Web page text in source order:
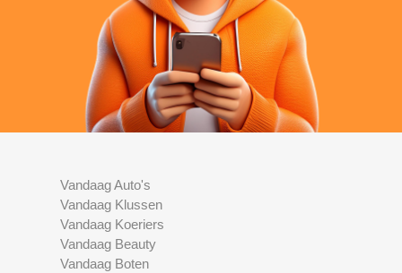
Vandaag Auto's
Vandaag Klussen
Vandaag Koeriers
Vandaag Beauty
Vandaag Boten